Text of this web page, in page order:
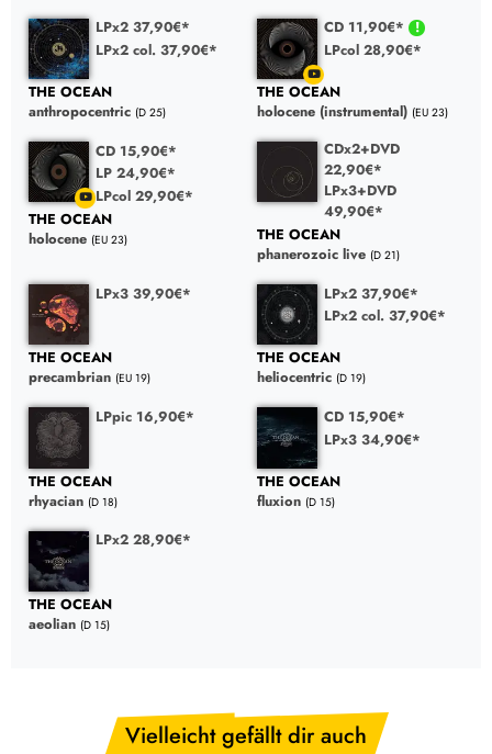
LPx2 37,90€*
LPx2 col. 37,90€*
THE OCEAN
anthropocentric (D 25)
CD 11,90€*
LPcol 28,90€*
THE OCEAN
holocene (instrumental) (EU 23)
CD 15,90€*
LP 24,90€*
LPcol 29,90€*
THE OCEAN
holocene (EU 23)
CDx2+DVD
22,90€*
LPx3+DVD
49,90€*
THE OCEAN
phanerozoic live (D 21)
LPx3 39,90€*
THE OCEAN
precambrian (EU 19)
LPx2 37,90€*
LPx2 col. 37,90€*
THE OCEAN
heliocentric (D 19)
LPpic 16,90€*
THE OCEAN
rhyacian (D 18)
CD 15,90€*
LPx3 34,90€*
THE OCEAN
fluxion (D 15)
LPx2 28,90€*
THE OCEAN
aeolian (D 15)
Vielleicht gefällt dir auch